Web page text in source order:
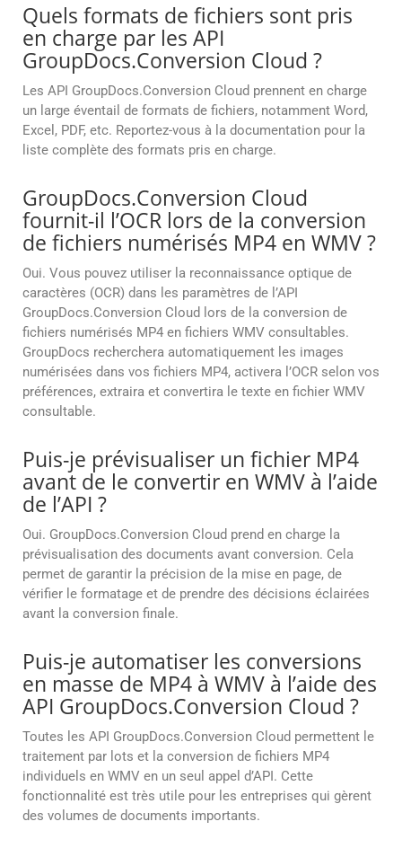
Quels formats de fichiers sont pris
en charge par les API
GroupDocs.Conversion Cloud ?
Les API GroupDocs.Conversion Cloud prennent en charge
un large éventail de formats de fichiers, notamment Word,
Excel, PDF, etc. Reportez-vous à la documentation pour la
liste complète des formats pris en charge.
GroupDocs.Conversion Cloud
fournit-il l’OCR lors de la conversion
de fichiers numérisés MP4 en WMV ?
Oui. Vous pouvez utiliser la reconnaissance optique de
caractères (OCR) dans les paramètres de l’API
GroupDocs.Conversion Cloud lors de la conversion de
fichiers numérisés MP4 en fichiers WMV consultables.
GroupDocs recherchera automatiquement les images
numérisées dans vos fichiers MP4, activera l’OCR selon vos
préférences, extraira et convertira le texte en fichier WMV
consultable.
Puis-je prévisualiser un fichier MP4
avant de le convertir en WMV à l’aide
de l’API ?
Oui. GroupDocs.Conversion Cloud prend en charge la
prévisualisation des documents avant conversion. Cela
permet de garantir la précision de la mise en page, de
vérifier le formatage et de prendre des décisions éclairées
avant la conversion finale.
Puis-je automatiser les conversions
en masse de MP4 à WMV à l’aide des
API GroupDocs.Conversion Cloud ?
Toutes les API GroupDocs.Conversion Cloud permettent le
traitement par lots et la conversion de fichiers MP4
individuels en WMV en un seul appel d’API. Cette
fonctionnalité est très utile pour les entreprises qui gèrent
des volumes de documents importants.